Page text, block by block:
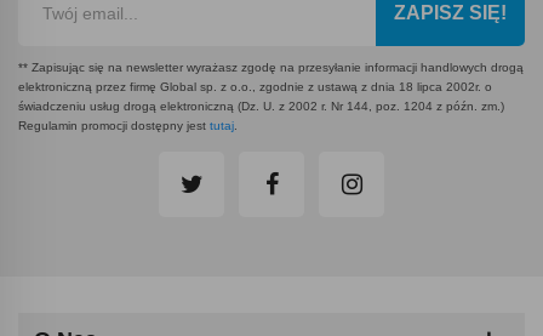
ZAPISZ SIĘ!
** Zapisując się na newsletter wyrażasz zgodę na przesyłanie informacji handlowych drogą
elektroniczną przez firmę Global sp. z o.o., zgodnie z ustawą z dnia 18 lipca 2002r. o
świadczeniu usług drogą elektroniczną (Dz. U. z 2002 r. Nr 144, poz. 1204 z późn. zm.)
Regulamin promocji dostępny jest tutaj